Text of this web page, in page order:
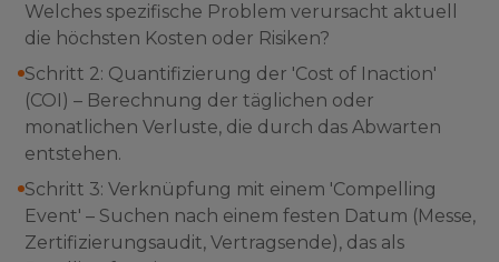
Welches spezifische Problem verursacht aktuell
die höchsten Kosten oder Risiken?
Schritt 2: Quantifizierung der 'Cost of Inaction'
(COI) – Berechnung der täglichen oder
monatlichen Verluste, die durch das Abwarten
entstehen.
Schritt 3: Verknüpfung mit einem 'Compelling
Event' – Suchen nach einem festen Datum (Messe,
Zertifizierungsaudit, Vertragsende), das als